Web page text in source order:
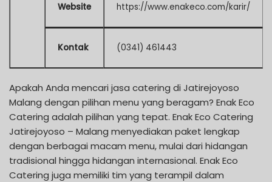
Website https://www.enakeco.com/karir/
Kontak (0341) 461443
Apakah Anda mencari jasa catering di Jatirejoyoso
Malang dengan pilihan menu yang beragam? Enak Eco
Catering adalah pilihan yang tepat. Enak Eco Catering
Jatirejoyoso – Malang menyediakan paket lengkap
dengan berbagai macam menu, mulai dari hidangan
tradisional hingga hidangan internasional. Enak Eco
Catering juga memiliki tim yang terampil dalam